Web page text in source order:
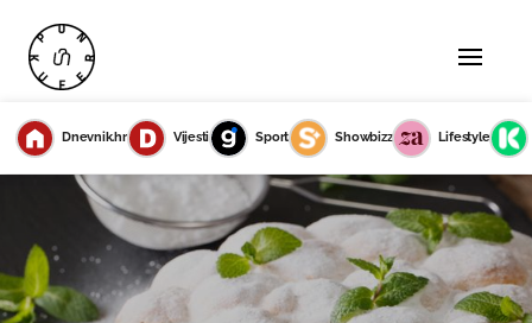
Dnevnik.hr Vijesti Sport Showbizz Lifestyle